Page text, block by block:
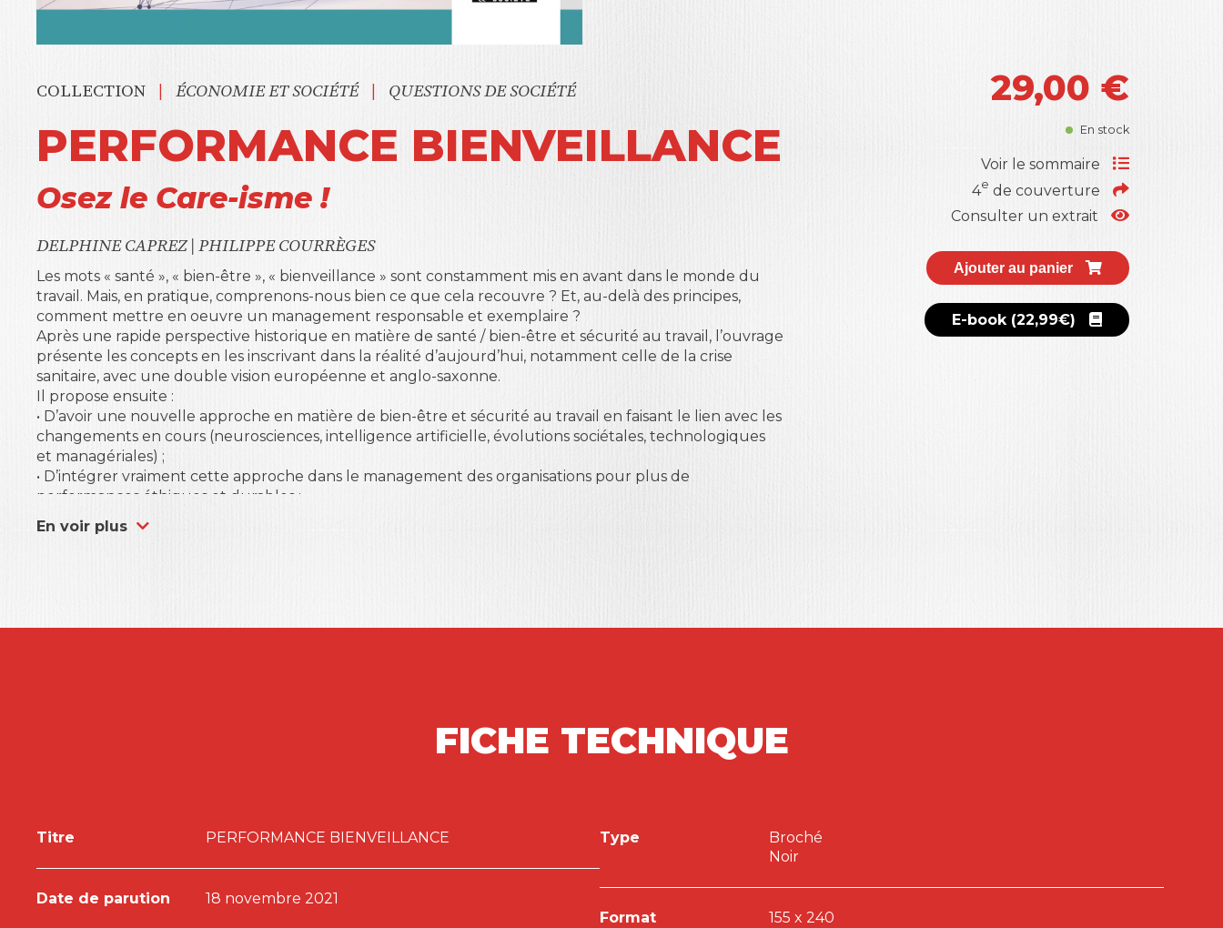
COLLECTION | ÉCONOMIE ET SOCIÉTÉ | QUESTIONS DE SOCIÉTÉ
PERFORMANCE BIENVEILLANCE
Osez le Care-isme !
DELPHINE CAPREZ| PHILIPPE COURRÈGES
Les mots « santé », « bien-être », « bienveillance » sont constamment mis en avant dans le monde du
travail. Mais, en pratique, comprenons-nous bien ce que cela recouvre ? Et, au-delà des principes,
comment mettre en oeuvre un management responsable et exemplaire ?
Après une rapide perspective historique en matière de santé / bien-être et sécurité au travail, l’ouvrage
présente les concepts en les inscrivant dans la réalité d’aujourd’hui, notamment celle de la crise
sanitaire, avec une double vision européenne et anglo-saxonne.
Il propose ensuite :
• D’avoir une nouvelle approche en matière de bien-être et sécurité au travail en faisant le lien avec les
changements en cours (neurosciences, intelligence artificielle, évolutions sociétales, technologiques
et managériales) ;
• D’intégrer vraiment cette approche dans le management des organisations pour plus de
performances éthiques et durables ;
• Enfin de décloisonner santé publique et bien-être au travail. Il s’achève sur un outil pratique de mise
en place de cette nouvelle approche.
En voir plus
29,00 €
En stock
Voir le sommaire
4e de couverture
Consulter un extrait
Ajouter au panier
E-book (22,99€)
FICHE TECHNIQUE
Titre PERFORMANCE BIENVEILLANCE
Date de parution 18 novembre 2021
Type
Broché
Noir
Format 155 x 240